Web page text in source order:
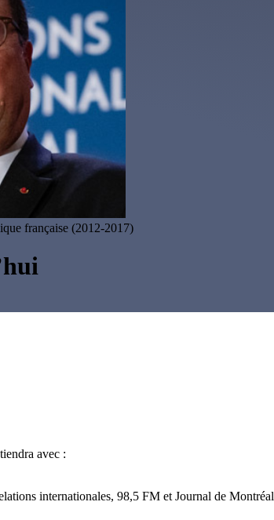
française (2012-2017)
avec :
internationales, 98,5 FM et Journal de Montréal